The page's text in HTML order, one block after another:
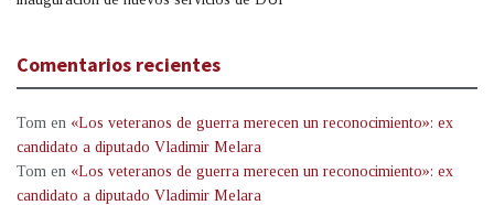
Comentarios recientes
Tom en «Los veteranos de guerra merecen un reconocimiento»: ex
candidato a diputado Vladimir Melara
Tom en «Los veteranos de guerra merecen un reconocimiento»: ex
candidato a diputado Vladimir Melara